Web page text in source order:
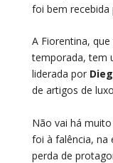
foi bem recebida
A Fiorentina,
temporada, tem
liderada por
de artigos de
Não vai há
foi à falência, na
perda de